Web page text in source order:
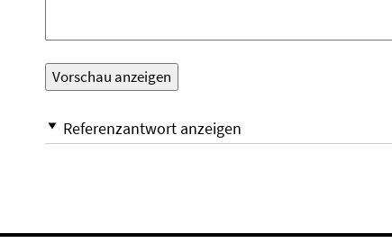
Referenzantwort anzeigen